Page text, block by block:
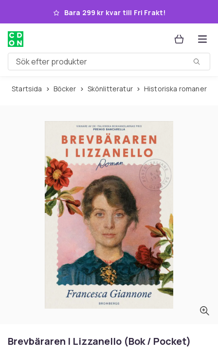
Hoppa till huvudinnehållet
Bara 299 kr kvar till Fri Frakt!
Sök efter produkter
Startsida Böcker Skönlitteratur Historiska romaner
Brevbäraren I Lizzanello (Bok / Pocket)